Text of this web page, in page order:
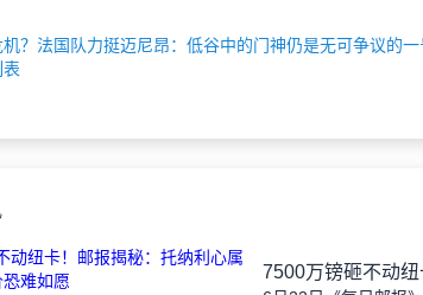
？法国队力挺迈尼昂：低谷中的门神仍是无可争议的一